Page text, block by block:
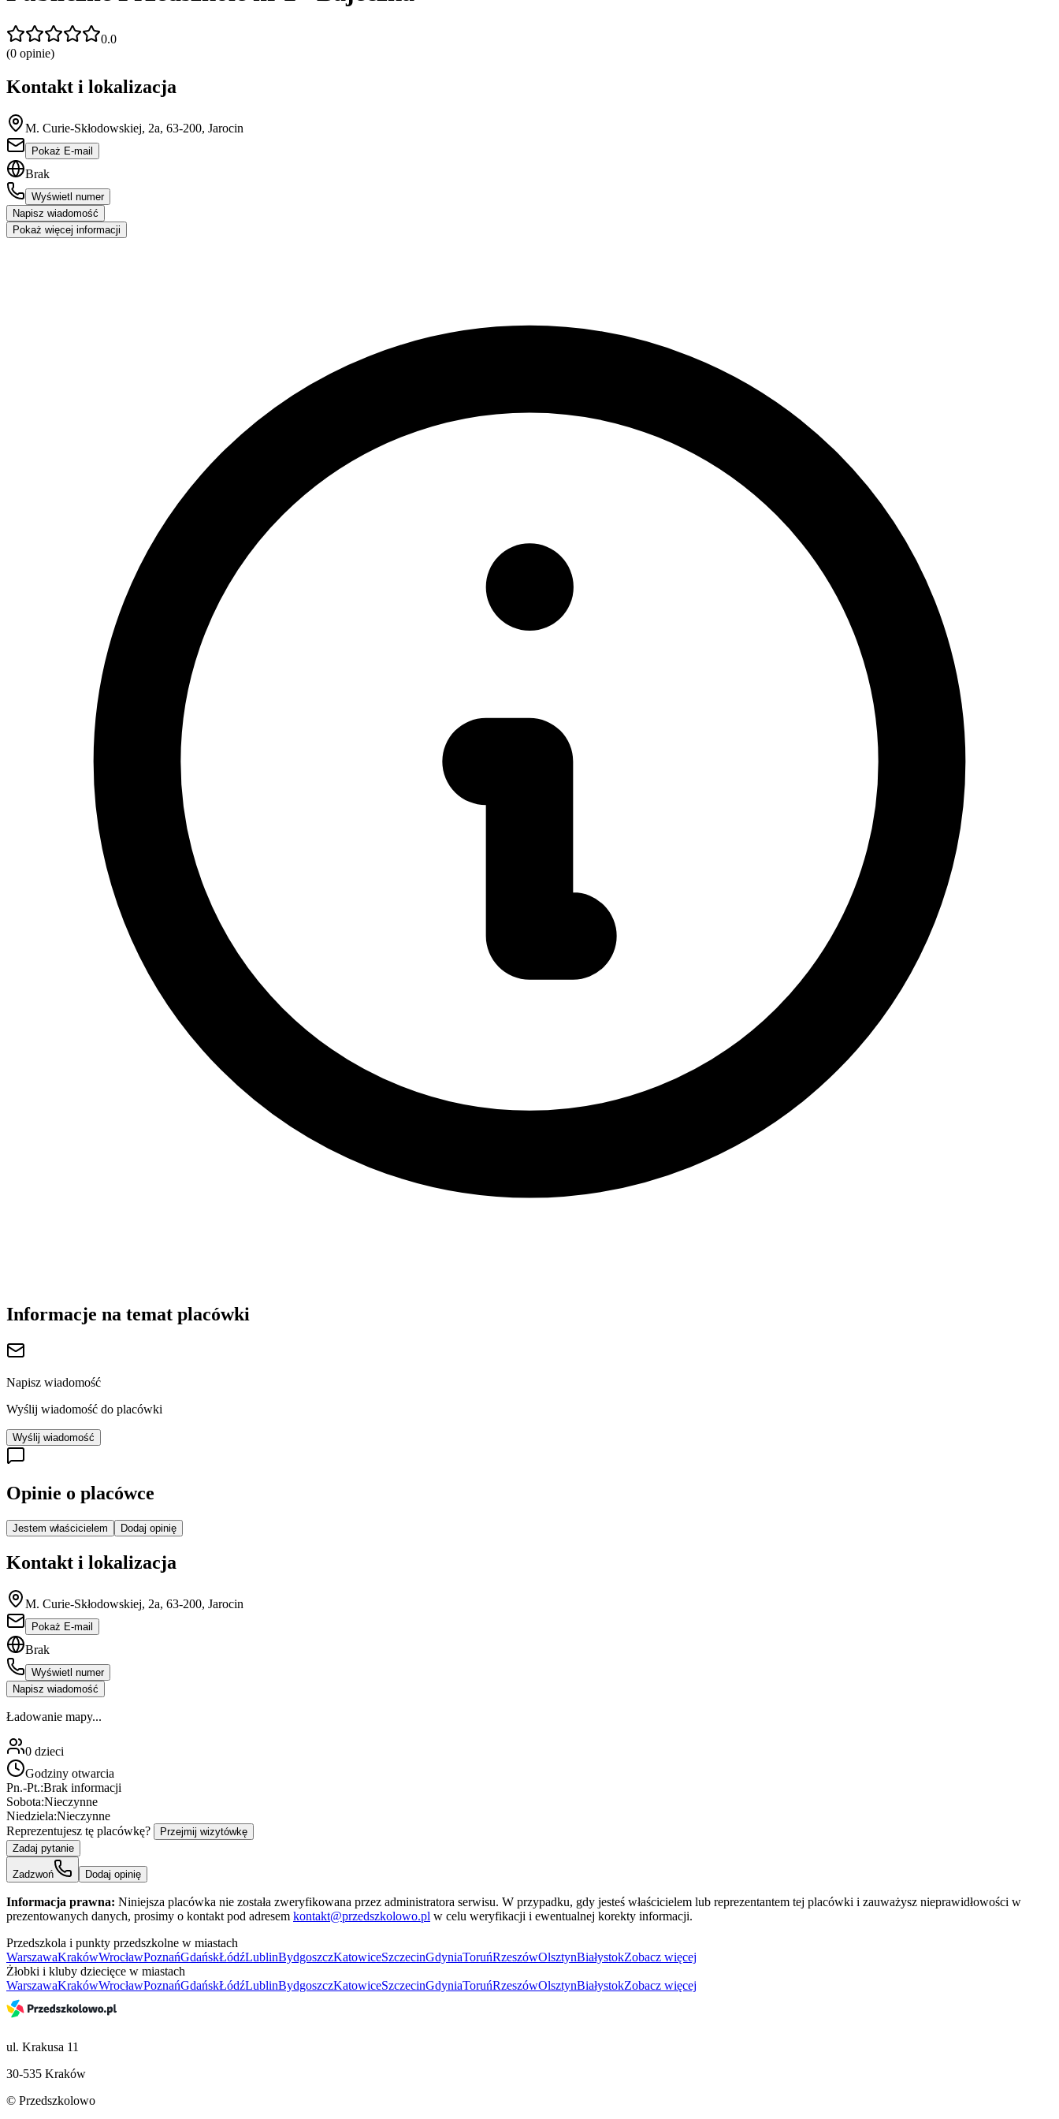
0.0
(0 opinie)
Kontakt i lokalizacja
M. Curie-Skłodowskiej, 2a, 63-200, Jarocin
Pokaż E-mail
Brak
Wyświetl numer
Napisz wiadomość
Pokaż więcej informacji
Informacje na temat placówki
Napisz wiadomość
Wyślij wiadomość do placówki
Wyślij wiadomość
Opinie o placówce
Jestem właścicielem Dodaj opinię
Kontakt i lokalizacja
M. Curie-Skłodowskiej, 2a, 63-200, Jarocin
Pokaż E-mail
Brak
Wyświetl numer
Napisz wiadomość
Ładowanie mapy...
0 dzieci
Godziny otwarcia
Pn.-Pt.:Brak informacji
Sobota:Nieczynne
Niedziela:Nieczynne
Reprezentujesz tę placówkę?
Przejmij wizytówkę
Zadaj pytanie
Zadzwoń Dodaj opinię
Informacja prawna: Niniejsza placówka nie została zweryfikowana przez administratora serwisu. W przypadku, gdy jesteś właścicielem lub reprezentantem tej placówki i zauważysz nieprawidłowości w
prezentowanych danych, prosimy o kontakt pod adresem kontakt@przedszkolowo.pl w celu weryfikacji i ewentualnej korekty informacji.
Przedszkola i punkty przedszkolne w miastach
WarszawaKrakówWrocławPoznańGdańskŁódźLublinBydgoszczKatowiceSzczecinGdyniaToruńRzeszówOlsztynBiałystokZobacz więcej
Żłobki i kluby dziecięce w miastach
WarszawaKrakówWrocławPoznańGdańskŁódźLublinBydgoszczKatowiceSzczecinGdyniaToruńRzeszówOlsztynBiałystokZobacz więcej
ul. Krakusa 11
30-535 Kraków
© Przedszkolowo